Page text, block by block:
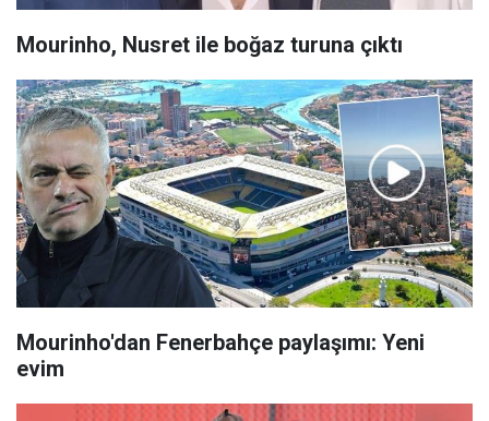
Mourinho, Nusret ile boğaz turuna çıktı
Mourinho'dan Fenerbahçe paylaşımı: Yeni
evim